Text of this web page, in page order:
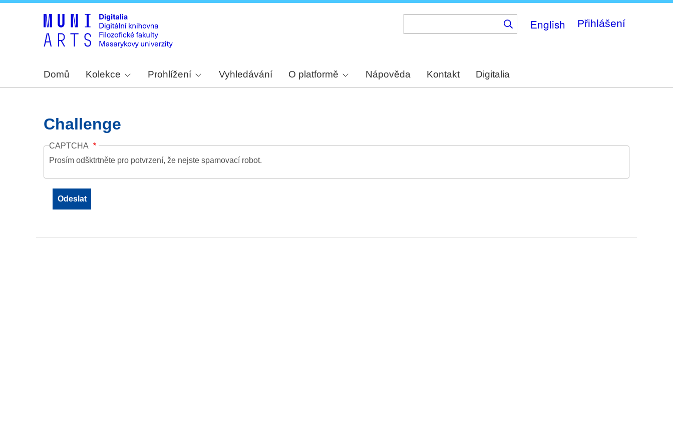
English Přihlášení
Domů Kolekce Prohlížení Vyhledávání O platformě Nápověda Kontakt Digitalia
Challenge
CAPTCHA
Prosím odšktrtněte pro potvrzení, že nejste spamovací robot.